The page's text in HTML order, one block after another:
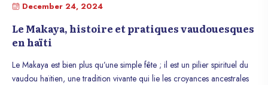
December 24, 2024
Le Makaya, histoire et pratiques vaudouesques
en haïti
Le Makaya est bien plus qu’une simple fête ; il est un pilier spirituel du
vaudou haïtien, une tradition vivante qui lie les croyances ancestrales